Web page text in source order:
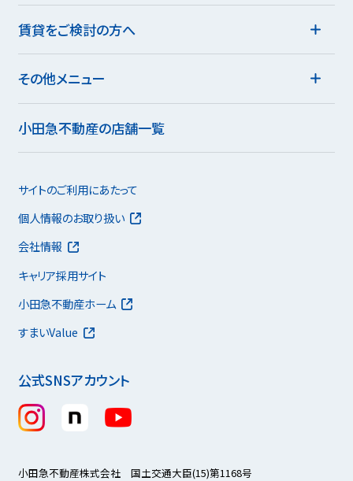
賃貸をご検討の方へ
その他メニュー
小田急不動産の店舗一覧
公式SNSアカウント
サイトのご利用にあたって
個人情報のお取り扱い
会社情報
キャリア採用サイト
小田急不動産ホーム
すまいValue
小田急不動産株式会社 国土交通大臣(15)第1168号